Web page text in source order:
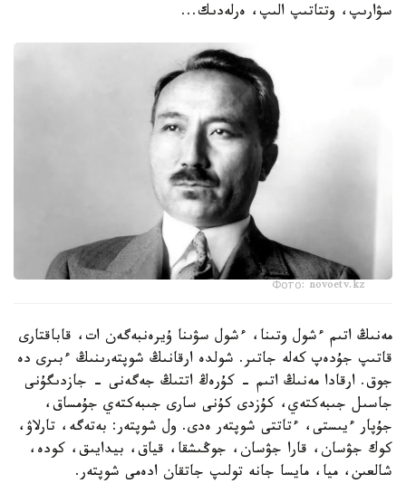
سۋارىپ، وتتاتىپ الىپ، ەرلەدىك...
Фото: novoetv.kz
مەنىڭ اتىم ءشول وتىنا، ءشول سۋىنا ۇيرەنبەگەن ات، قاباقتارى
قاتىپ جۇدەپ كەلە جاتىر. شولدە ارقانىڭ شوپتەرىنىڭ ءبىرى دە
جوق. ارقادا مەنىڭ اتىم - كۇرەڭ اتتىڭ جەگەنى - جازدىگۇنى
جاسىل جىبەكتەي، كۇزدى كۇنى سارى جىبەكتەي جۇمساق،
جۇپار ءيىستى، ءتاتتى شوپتەر ەدى. ول شوپتەر: بەتەگە، تارلاۋ،
كوك جۋسان، قارا جۋسان، جوڭىشقا، قياق، بيدايىق، كودە،
شالعىن، ميا، مايسا جانە تولىپ جاتقان ادەمى شوپتەر.